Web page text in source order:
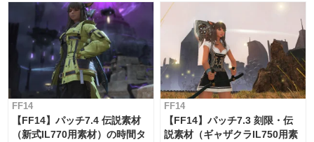
FF14
【FF14】パッチ7.4 伝説素材
（新式IL770用素材）の時間タ
FF14
【FF14】パッチ7.3 刻限・伝
説素材（ギャザクラIL750用素